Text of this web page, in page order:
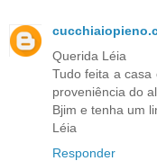
Querida Léia
Tudo feita a casa
proveniência do
Bjim e tenha um
Léia
Responder